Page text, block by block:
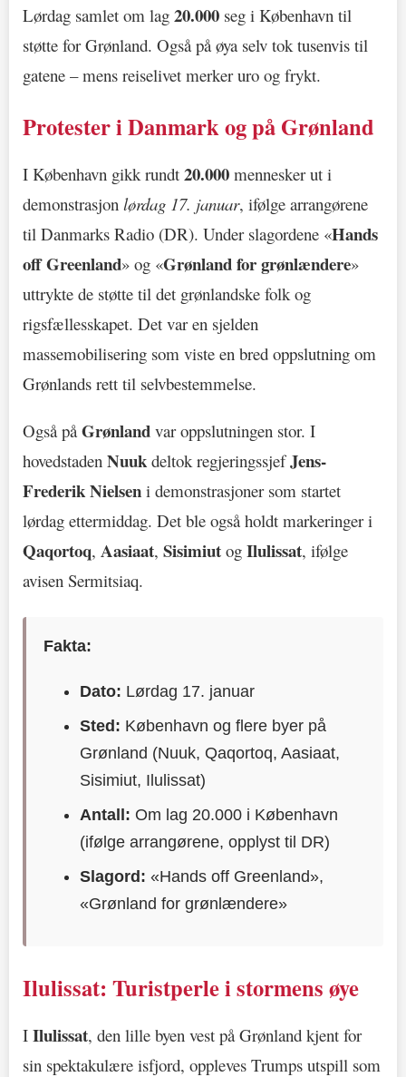
Lørdag samlet om lag 20.000 seg i København til
støtte for Grønland. Også på øya selv tok tusenvis til
gatene – mens reiselivet merker uro og frykt.
Protester i Danmark og på Grønland
I København gikk rundt 20.000 mennesker ut i
demonstrasjon lørdag 17. januar, ifølge arrangørene
til Danmarks Radio (DR). Under slagordene «Hands
off Greenland» og «Grønland for grønlændere»
uttrykte de støtte til det grønlandske folk og
rigsfællesskapet. Det var en sjelden
massemobilisering som viste en bred oppslutning om
Grønlands rett til selvbestemmelse.
Også påGrønland var oppslutningen stor. I
hovedstaden Nuukdeltok regjeringssjefJens-
Frederik Nielsen i demonstrasjoner som startet
lørdag ettermiddag. Det ble også holdt markeringer i
Qaqortoq, Aasiaat, Sisimiut og Ilulissat, ifølge
avisen Sermitsiaq.
Fakta:
Dato: Lørdag 17. januar
Sted: København og flere byer på
Grønland (Nuuk, Qaqortoq, Aasiaat,
Sisimiut, Ilulissat)
Antall: Om lag 20.000 i København
(ifølge arrangørene, opplyst til DR)
Slagord: «Hands off Greenland»,
«Grønland for grønlændere»
Ilulissat: Turistperle i stormens øye
I Ilulissat, den lille byen vest på Grønland kjent for
sin spektakulære isfjord, oppleves Trumps utspill som